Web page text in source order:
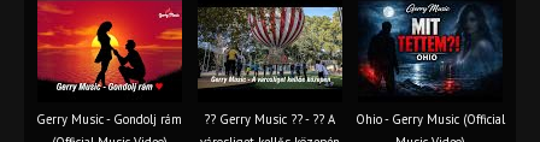
Gerry Music - Gondolj rám
?? Gerry Music ?? - ?? A
Ohio - Gerry Music (Official